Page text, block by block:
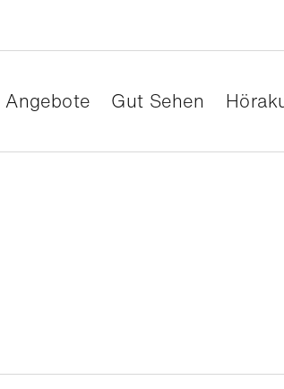
Angebote Gut Sehen